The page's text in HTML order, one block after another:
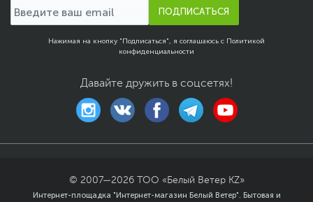
Always-On режим
Здоровье:ЭКГ, мониторинг стресса, анализ
Автономность: До 21 дня работы, быстрая
магнитная зарядка
Топовые модели: Fitbit Charge 6, Samsung Galaxy Fit3,
Garmin Vivoactive 6, Amazfit Active 2.
Умные браслеты с искусственным интеллектом, которые
анализируют ваши данные и предоставляют
персонализированные рекомендации.
ПОДПИСАТЬСЯ
Нажимая на кнопку "Подписаться", я соглашаюсь с Политикой
конфиденциальности
Давайте дружить в соцсетях!
© 2007—2026
ТОО «Белый Ветер KZ»
Интернет-площадка "Интернет-магазин Белый Ветер". Бытовая и